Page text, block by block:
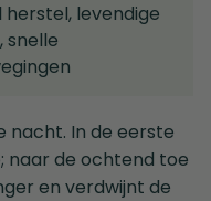
herstel, levendige
snelle
nacht. In de eerste
naar de ochtend toe
en verdwijnt de